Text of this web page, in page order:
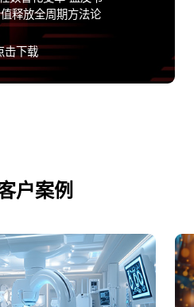
释放全周期方法论
击下载
户案例